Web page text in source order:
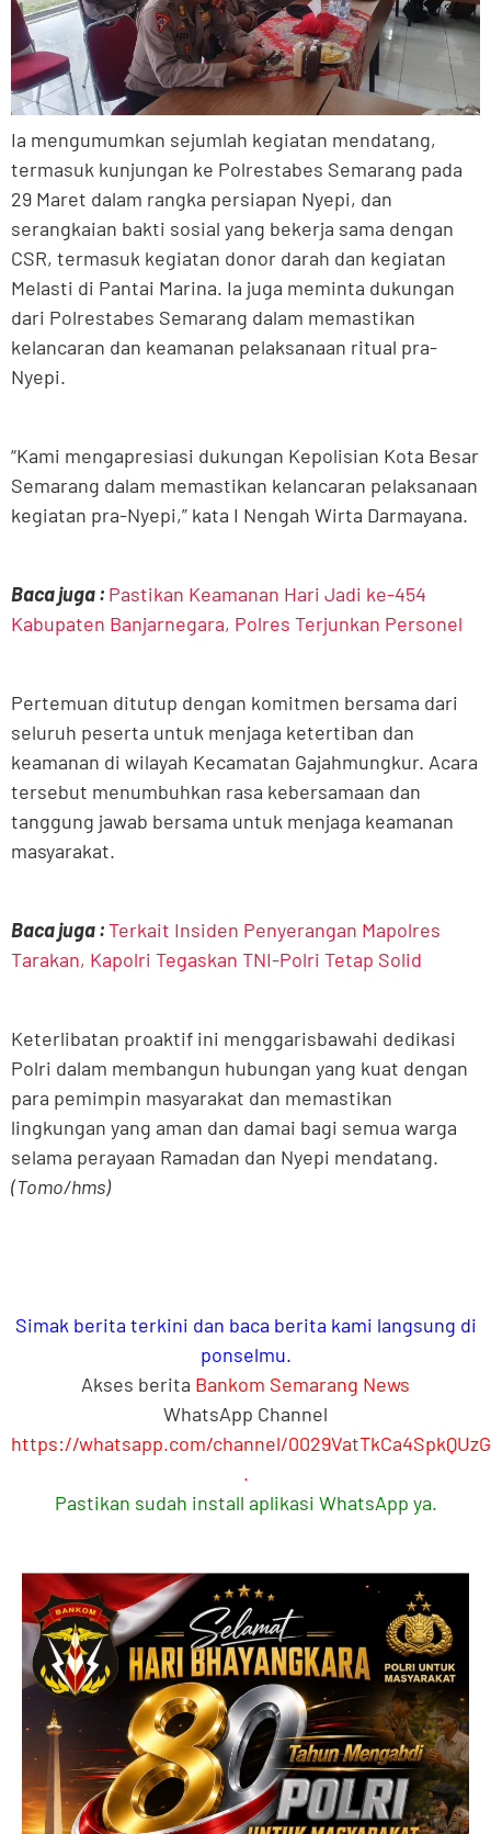
Ia mengumumkan sejumlah kegiatan mendatang,
termasuk kunjungan ke Polrestabes Semarang pada
29 Maret dalam rangka persiapan Nyepi, dan
serangkaian bakti sosial yang bekerja sama dengan
CSR, termasuk kegiatan donor darah dan kegiatan
Melasti di Pantai Marina. Ia juga meminta dukungan
dari Polrestabes Semarang dalam memastikan
kelancaran dan keamanan pelaksanaan ritual pra-
Nyepi.
“Kami mengapresiasi dukungan Kepolisian Kota Besar
Semarang dalam memastikan kelancaran pelaksanaan
kegiatan pra-Nyepi,” kata I Nengah Wirta Darmayana.
Baca juga : Pastikan Keamanan Hari Jadi ke-454
Kabupaten Banjarnegara, Polres Terjunkan Personel
Pertemuan ditutup dengan komitmen bersama dari
seluruh peserta untuk menjaga ketertiban dan
keamanan di wilayah Kecamatan Gajahmungkur. Acara
tersebut menumbuhkan rasa kebersamaan dan
tanggung jawab bersama untuk menjaga keamanan
masyarakat.
Baca juga :Terkait Insiden Penyerangan Mapolres
Tarakan, Kapolri Tegaskan TNI-Polri Tetap Solid
Keterlibatan proaktif ini menggarisbawahi dedikasi
Polri dalam membangun hubungan yang kuat dengan
para pemimpin masyarakat dan memastikan
lingkungan yang aman dan damai bagi semua warga
selama perayaan Ramadan dan Nyepi mendatang.
(Tomo/hms)
Simak berita terkini dan baca berita kami langsung di
ponselmu.
Akses berita Bankom Semarang News
WhatsApp Channel
https://whatsapp.com/channel/
.
Pastikan sudah install aplikasi WhatsApp ya.